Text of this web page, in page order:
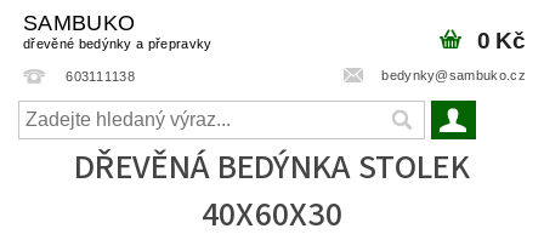
SAMBUKO
dřevěné bedýnky a přepravky
603111138 bedynky@sambuko.cz
0 Kč
DŘEVĚNÁ BEDÝNKA STOLEK
40X60X30